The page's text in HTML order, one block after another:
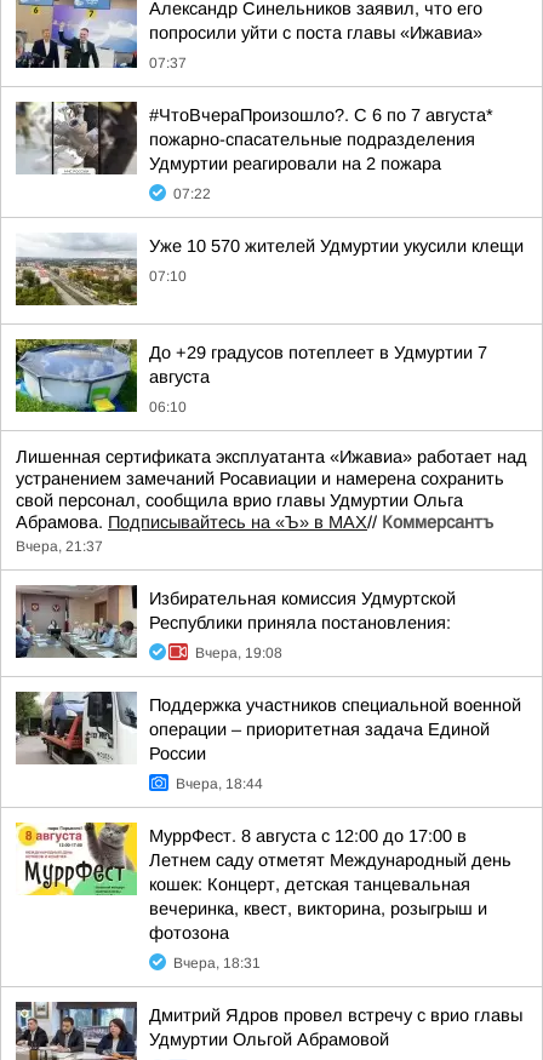
Александр Синельников заявил, что его
попросили уйти с поста главы «Ижавиа»
07:37
#ЧтоВчераПроизошло?. С 6 по 7 августа*
пожарно-спасательные подразделения
Удмуртии реагировали на 2 пожара
07:22
Уже 10 570 жителей Удмуртии укусили клещи
07:10
До +29 градусов потеплеет в Удмуртии 7
августа
06:10
Лишенная сертификата эксплуатанта «Ижавиа» работает над
устранением замечаний Росавиации и намерена сохранить
свой персонал, сообщила врио главы Удмуртии Ольга
Абрамова. Подписывайтесь на «Ъ» в MAX// Коммерсантъ
Вчера, 21:37
Избирательная комиссия Удмуртской
Республики приняла постановления:
Вчера, 19:08
Поддержка участников специальной военной
операции – приоритетная задача Единой
России
Вчера, 18:44
МуррФест. 8 августа с 12:00 до 17:00 в
Летнем саду отметят Международный день
кошек: Концерт, детская танцевальная
вечеринка, квест, викторина, розыгрыш и
фотозона
Вчера, 18:31
Дмитрий Ядров провел встречу с врио главы
Удмуртии Ольгой Абрамовой